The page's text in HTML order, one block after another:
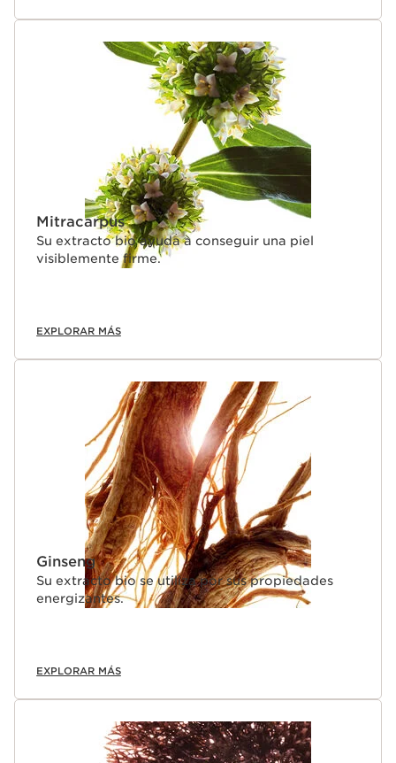
Mitracarpus
Su extracto bio ayuda a conseguir una piel
visiblemente firme.
EXPLORAR MÁS
Ginseng
Su extracto bio se utiliza por sus propiedades
energizantes.
EXPLORAR MÁS